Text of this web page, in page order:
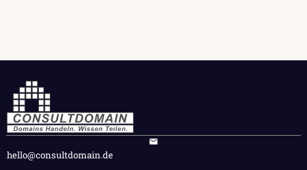
hello@consultdomain.de